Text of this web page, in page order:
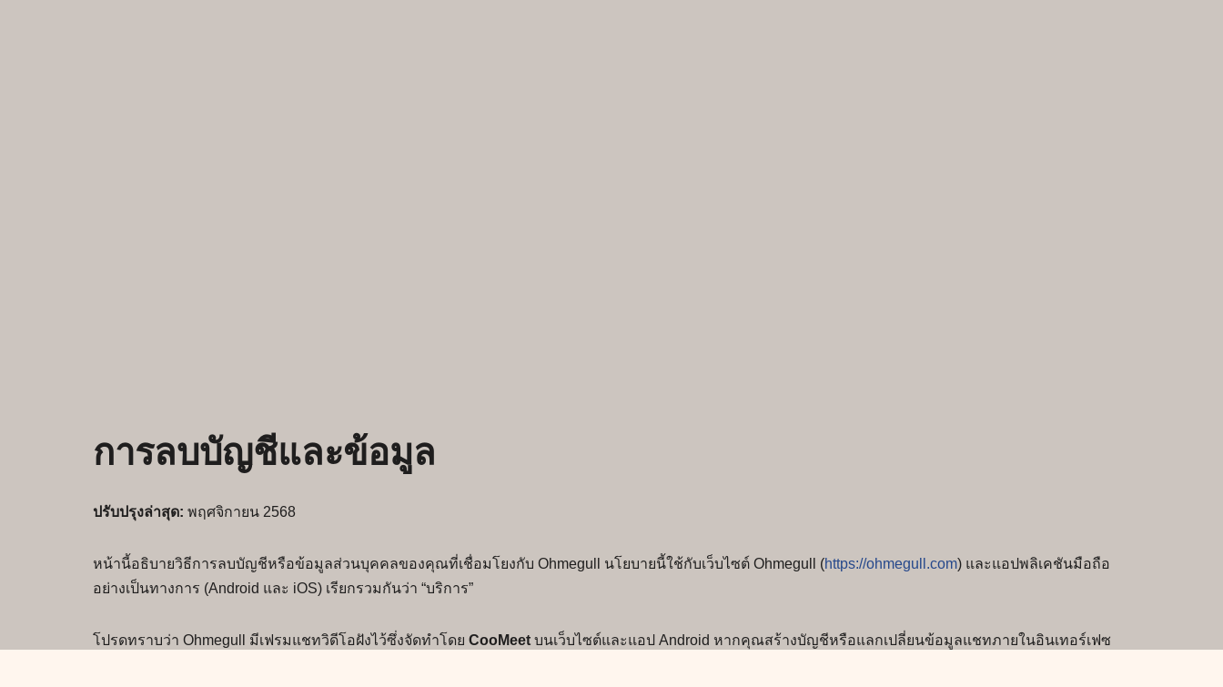
การลบบัญชีและข้อมูล
ปรับปรุงล่าสุด: พฤศจิกายน 2568
หน้านี้อธิบายวิธีการลบบัญชีหรือข้อมูลส่วนบุคคลของคุณที่เชื่อมโยงกับ Ohmegull นโยบายนี้ใช้กับเว็บไซต์ Ohmegull (https://ohmegull.com) และแอปพลิเคชันมือถือ
อย่างเป็นทางการ (Android และ iOS) เรียกรวมกันว่า “บริการ”
โปรดทราบว่า Ohmegull มีเฟรมแชทวิดีโอฝังไว้ซึ่งจัดทำโดย CooMeet บนเว็บไซต์และแอป Android หากคุณสร้างบัญชีหรือแลกเปลี่ยนข้อมูลแชทภายในอินเทอร์เฟซ